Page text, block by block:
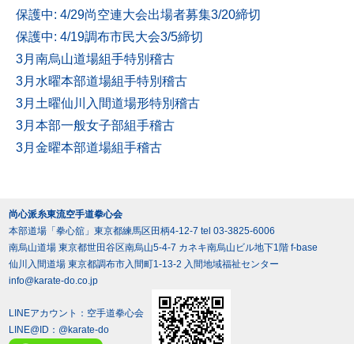
保護中: 4/29尚空連大会出場者募集3/20締切
保護中: 4/19調布市民大会3/5締切
3月南烏山道場組手特別稽古
3月水曜本部道場組手特別稽古
3月土曜仙川入間道場形特別稽古
3月本部一般女子部組手稽古
3月金曜本部道場組手稽古
尚心派糸東流空手道拳心会
本部道場「拳心舘」東京都練馬区田柄4-12-7 tel 03-3825-6006
南烏山道場 東京都世田谷区南烏山5-4-7 カネキ南烏山ビル地下1階 f-base
仙川入間道場 東京都調布市入間町1-13-2 入間地域福祉センター
info@karate-do.co.jp
LINEアカウント：空手道拳心会
LINE@ID： @karate-do